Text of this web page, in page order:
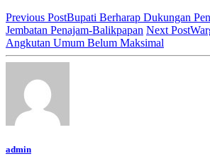
Previous PostBupati Berharap Dukungan
Jembatan Penajam-Balikpapan Next Post
Angkutan Umum Belum Maksimal
admin